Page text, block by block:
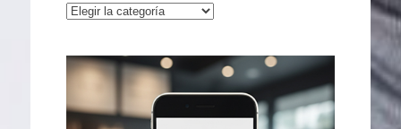
Categorías